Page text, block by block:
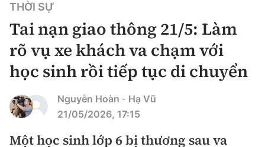
Chính trị
Xã hội
Chuyện dọc đường
Cải chính
Xây dựng
Chỉ đạo điều hành
Quy hoạch kiến trúc
Vật liệu xây dựng
Giao thông
Quản lý
Đường bộ
Hàng không
Kinh tế
Thị trường
Tài chính
Pháp luật
THỜI SỰ
Tai nạn giao thông 21/5: Làm
rõ vụ xe khách va chạm với
học sinh rồi tiếp tục di chuyển
Nguyễn Hoàn - Hạ Vũ
21/05/2026, 17:15
Một học sinh lớp 6 bị thương sau va